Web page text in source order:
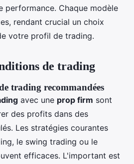
performance. Chaque modèle
rendant crucial un choix
votre profil de trading.
de trading
trading recommandées
avec une prop firm sont
des profits dans des
Les stratégies courantes
le swing trading ou le
efficaces. L'important est